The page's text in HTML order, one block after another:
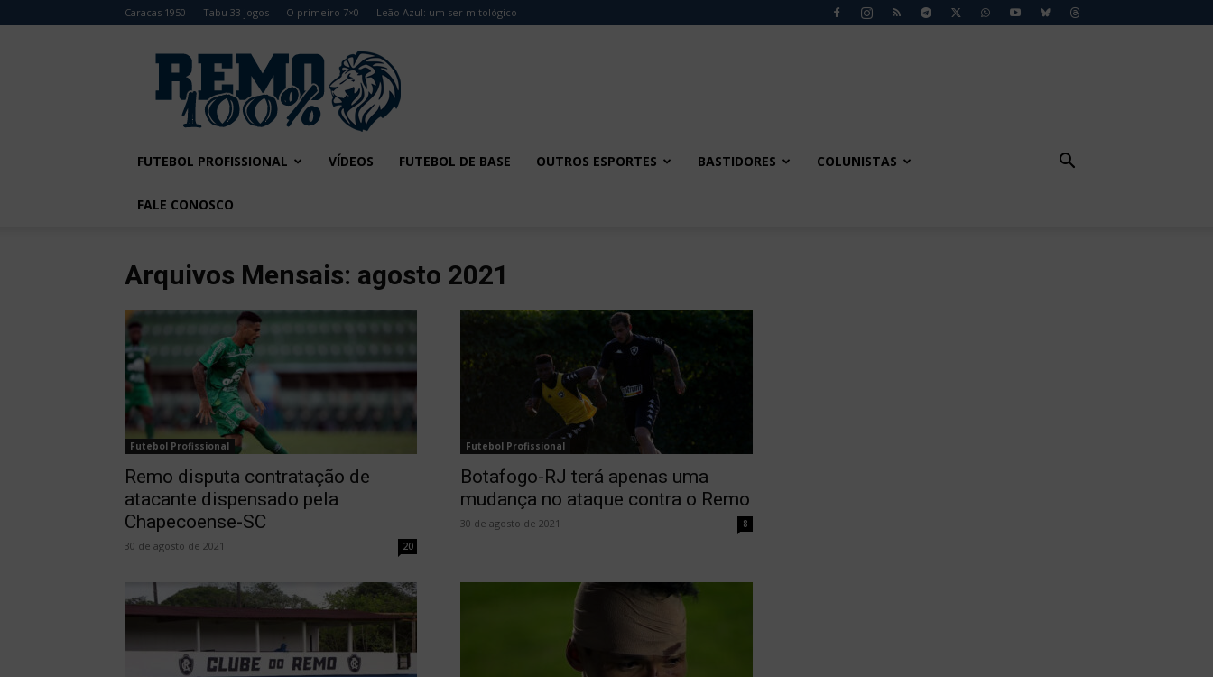
Caracas 1950 Tabu 33 jogos O primeiro 7×0 Leão Azul: um ser mitológico
Remo
FUTEBOL PROFISSIONAL VÍDEOS FUTEBOL DE BASE OUTROS ESPORTES BASTIDORES COLUNISTAS
FALE CONOSCO
Arquivos Mensais: agosto 2021
Futebol Profissional
Remo disputa contratação de
atacante dispensado pela
Chapecoense-SC
30 de agosto de 2021 20
Futebol Profissional
Botafogo-RJ terá apenas uma
mudança no ataque contra o Remo
30 de agosto de 2021 8